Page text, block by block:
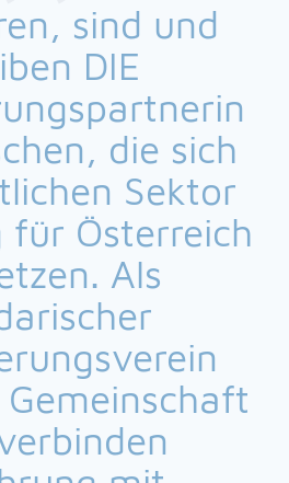
sind und
DIE
die sich
Sektor
für Österreich
Als